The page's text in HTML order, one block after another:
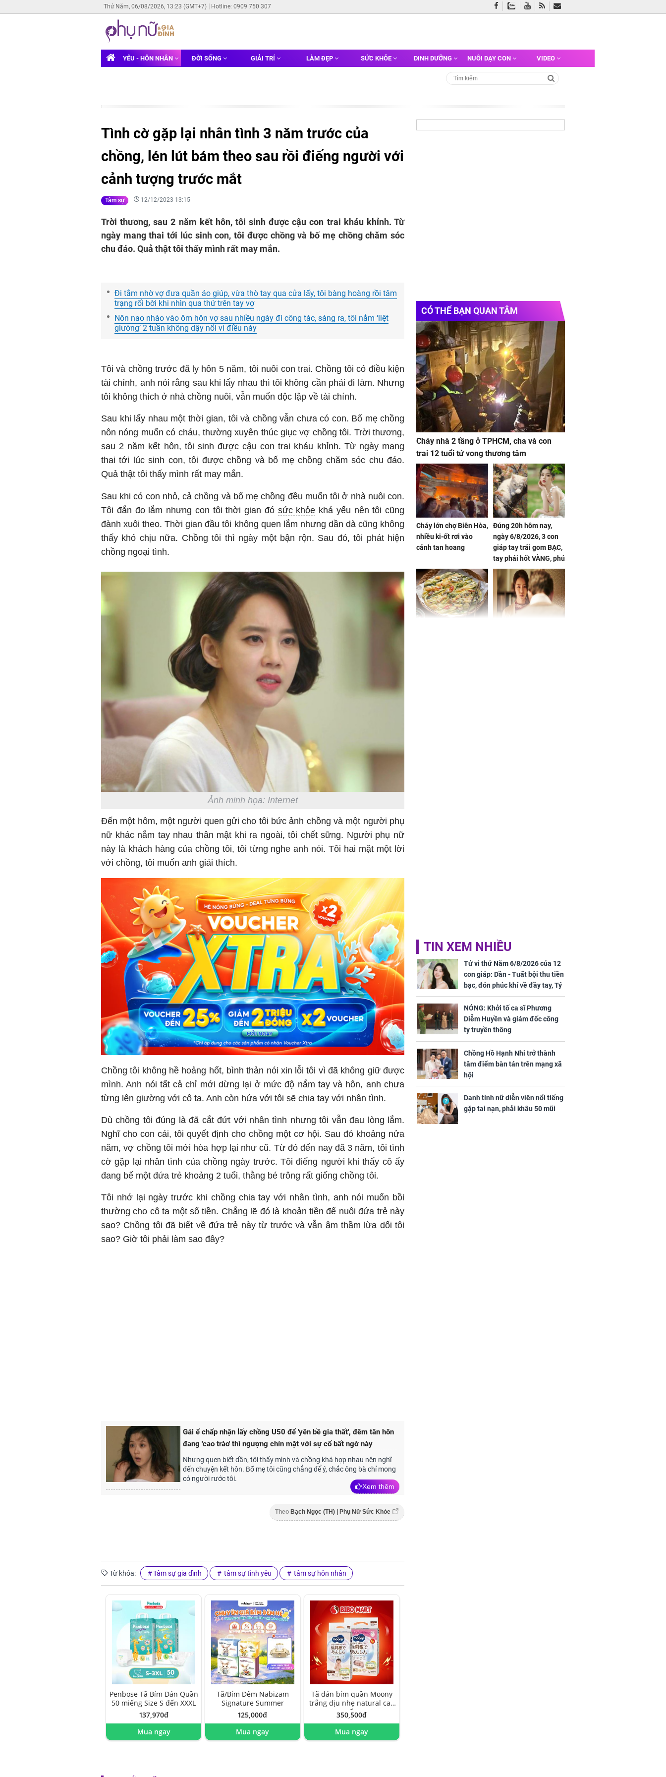
Thứ Năm, 06/08/2026, 13:23 (GMT+7) Hotline: 0909 750 307
YÊU - HÔN NHÂN ĐỜI SỐNG GIẢI TRÍ LÀM ĐẸP SỨC KHỎE DINH DƯỠNG NUÔI DẠY CON VIDEO
Tình cờ gặp lại nhân tình 3 năm trước của
chồng, lén lút bám theo sau rồi điếng người với
cảnh tượng trước mắt
Tâm sự 12/12/2023 13:15
Trời thương, sau 2 năm kết hôn, tôi sinh được cậu con trai kháu khỉnh. Từ
ngày mang thai tới lúc sinh con, tôi được chồng và bố mẹ chồng chăm sóc
chu đáo. Quả thật tôi thấy mình rất may mắn.
Đi tắm nhờ vợ đưa quần áo giúp, vừa thò tay qua cửa lấy, tôi bàng hoàng rồi tâm
trạng rối bời khi nhìn qua thứ trên tay vợ
Nôn nao nhào vào ôm hôn vợ sau nhiều ngày đi công tác, sáng ra, tôi nằm ‘liệt
giường’ 2 tuần không dậy nổi vì điều này
Tôi và chồng trước đã ly hôn 5 năm, tôi nuôi con trai. Chồng tôi có điều kiện
tài chính, anh nói rằng sau khi lấy nhau thì tôi không cần phải đi làm. Nhưng
tôi không thích ở nhà chồng nuôi, vẫn muốn độc lập về tài chính.
Sau khi lấy nhau một thời gian, tôi và chồng vẫn chưa có con. Bố mẹ chồng
nôn nóng muốn có cháu, thường xuyên thúc giục vợ chồng tôi. Trời thương,
sau 2 năm kết hôn, tôi sinh được cậu con trai kháu khỉnh. Từ ngày mang
thai tới lúc sinh con, tôi được chồng và bố mẹ chồng chăm sóc chu đáo.
Quả thật tôi thấy mình rất may mắn.
Sau khi có con nhỏ, cả chồng và bố mẹ chồng đều muốn tôi ở nhà nuôi con.
Tôi đắn đo lắm nhưng con tôi thời gian đó sức khỏe khá yếu nên tôi cũng
đành xuôi theo. Thời gian đầu tôi không quen lắm nhưng dần dà cũng không
thấy khó chịu nữa. Chồng tôi thì ngày một bận rộn. Sau đó, tôi phát hiện
chồng ngoại tình.
Ảnh minh họa: Internet
Đến một hôm, một người quen gửi cho tôi bức ảnh chồng và một người phụ
nữ khác nắm tay nhau thân mật khi ra ngoài, tôi chết sững. Người phụ nữ
này là khách hàng của chồng tôi, tôi từng nghe anh nói. Tôi hai mặt một lời
với chồng, tôi muốn anh giải thích.
Chồng tôi không hề hoảng hốt, bình thản nói xin lỗi tôi vì đã không giữ được
mình. Anh nói tất cả chỉ mới dừng lại ở mức độ nắm tay và hôn, anh chưa
từng lên giường với cô ta. Anh còn hứa với tôi sẽ chia tay với nhân tình.
Dù chồng tôi đúng là đã cắt đứt với nhân tình nhưng tôi vẫn đau lòng lắm.
Nghĩ cho con cái, tôi quyết định cho chồng một cơ hội. Sau đó khoảng nửa
năm, vợ chồng tôi mới hòa hợp lại như cũ. Từ đó đến nay đã 3 năm, tôi tình
cờ gặp lại nhân tình của chồng ngày trước. Tôi điếng người khi thấy cô ấy
đang bế một đứa trẻ khoảng 2 tuổi, thằng bé trông rất giống chồng tôi.
Tôi nhớ lại ngày trước khi chồng chia tay với nhân tình, anh nói muốn bồi
thường cho cô ta một số tiền. Chẳng lẽ đó là khoản tiền để nuôi đứa trẻ này
sao? Chồng tôi đã biết về đứa trẻ này từ trước và vẫn âm thầm lừa dối tôi
sao? Giờ tôi phải làm sao đây?
Gái ế chấp nhận lấy chồng U50 để 'yên bề gia thất', đêm tân hôn
đang 'cao trào' thì ngượng chín mặt với sự cố bất ngờ này
Nhưng quen biết dần, tôi thấy mình và chồng khá hợp nhau nên nghĩ
đến chuyện kết hôn. Bố mẹ tôi cũng chẳng để ý, chắc ông bà chỉ mong
có người rước tôi.
Xem thêm
Theo Bạch Ngọc (TH) | Phụ Nữ Sức Khỏe
Từ khóa: Tâm sự gia đình tâm sự tình yêu tâm sự hôn nhân
Penbose Tã Bỉm Dán Quần
50 miếng Size S đến XXXL
137,970đ
Mua ngay
Tã/Bỉm Đêm Nabizam
Signature Summer
125,000đ
Mua ngay
Tã dán bỉm quần Moony
trắng dịu nhẹ natural cao
cấp
350,500đ
Mua ngay
CÓ THỂ BẠN QUAN TÂM
Cháy nhà 2 tầng ở TPHCM, cha và con
trai 12 tuổi tử vong thương tâm
Cháy lớn chợ Biên Hòa,
nhiều ki-ốt rơi vào
cảnh tan hoang
Đúng 20h hôm nay,
ngày 6/8/2026, 3 con
giáp tay trái gom BẠC,
tay phải hốt VÀNG, phú
quý ngập nhà, của cải
chất đầy kho
TIN XEM NHIỀU
Tử vi thứ Năm 6/8/2026 của 12
con giáp: Dần - Tuất bội thu tiền
bạc, đón phúc khí về đầy tay, Tý
- Mão công việc khó khăn, tiền
bạc đội nón ra đi
NÓNG: Khởi tố ca sĩ Phương
Diễm Huyền và giám đốc công
ty truyền thông
Chồng Hồ Hạnh Nhi trở thành
tâm điểm bàn tán trên mạng xã
hội
Danh tính nữ diễn viên nổi tiếng
gặp tai nạn, phải khâu 50 mũi